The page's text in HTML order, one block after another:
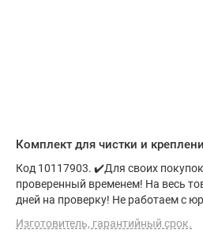
Комплект для чистки и
Код 10117903. ✔️Для своих
проверенный временем! На весь
дней на проверку! Не работаем с
Изготовитель, гарантийный срок.